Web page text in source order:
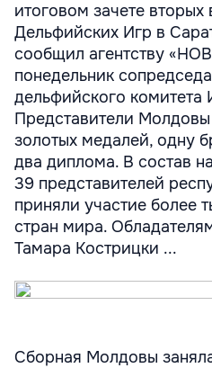
итоговом зачете
Дельфийских Игр в
сообщил агентству
понедельник
дельфийского комитета
Представители
золотых медалей, одну
два диплома. В состав
39 представителей
приняли участие более
стран мира.
Тамара Кострицки ...
Сборная Молдовы